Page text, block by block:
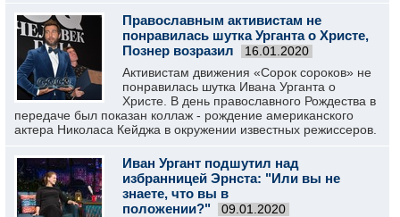
Православным активистам не
понравилась шутка Урганта о Христе,
Познер возразил
16.01.2020
Активистам движения «Сорок сороков» не
понравилась шутка Ивана Урганта о
Христе. В день православного Рождества в
передаче был показан коллаж - рождение американского
актера Николаса Кейджа в окружении известных режиссеров.
Иван Ургант подшутил над
избранницей Эрнста: "Или вы не
знаете, что вы в
положении?"
09.01.2020